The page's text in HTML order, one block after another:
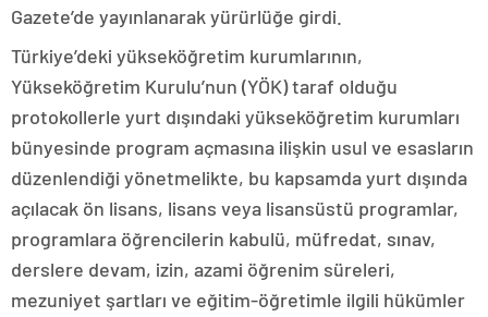
Gazete’de yayınlanarak yürürlüğe girdi.
Türkiye’deki yükseköğretim kurumlarının,
Yükseköğretim Kurulu’nun (YÖK) taraf olduğu
protokollerle yurt dışındaki yükseköğretim kurumları
bünyesinde program açmasına ilişkin usul ve esasların
düzenlendiği yönetmelikte, bu kapsamda yurt dışında
açılacak ön lisans, lisans veya lisansüstü programlar,
programlara öğrencilerin kabulü, müfredat, sınav,
derslere devam, izin, azami öğrenim süreleri,
mezuniyet şartları ve eğitim-öğretimle ilgili hükümler